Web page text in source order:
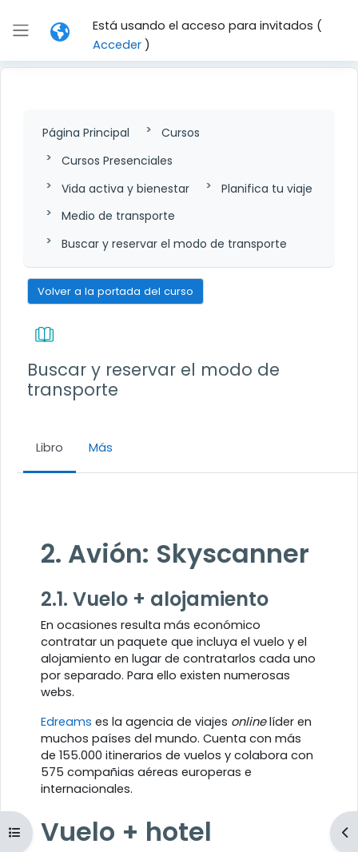
Panel lateral
Está usando el acceso para invitados (
Acceder)
Abrir índice del curso
Página Principal
Cursos
Cursos Presenciales
Vida activa y bienestar
Planifica tu viaje
Medio de transporte
Buscar y reservar el modo de transporte
Volver a la portada del curso
Buscar y reservar el modo de
transporte
Libro Más
2. Avión: Skyscanner
2.1. Vuelo + alojamiento
En ocasiones resulta más económico
contratar un paquete que incluya el vuelo y el
alojamiento en lugar de contratarlos cada uno
por separado. Para ello existen numerosas
webs.
Edreams es la agencia de viajes onlinelíder en
muchos países del mundo. Cuenta con más
de 155.000 itinerarios de vuelos y colabora con
575 compañias aéreas europeras e
internacionales.
Vuelo + hotel